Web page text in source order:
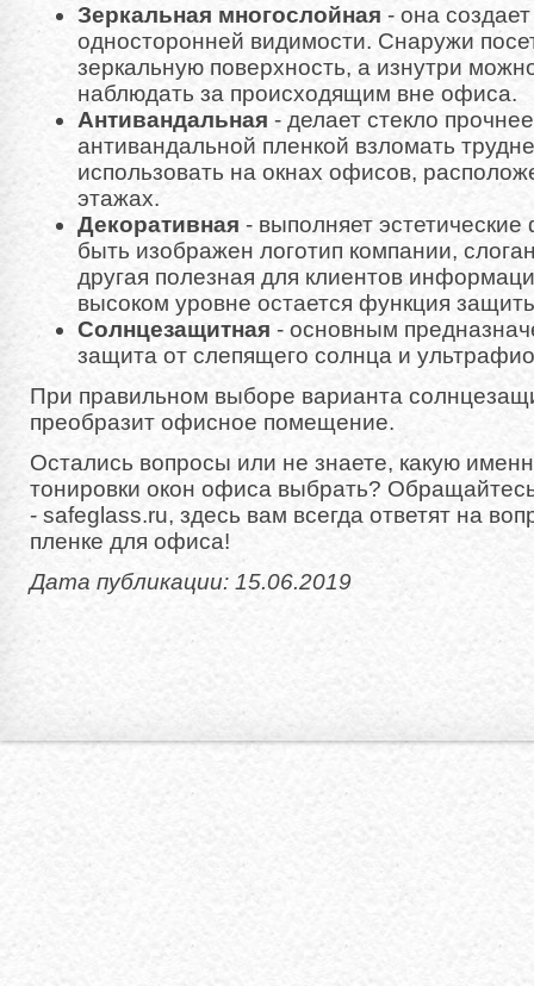
Зеркальная многослойная - она
односторонней видимости. Снаружи
зеркальную поверхность, а изнутри
наблюдать за происходящим вне офиса.
Антивандальная - делает стекло
антивандальной пленкой взломать
использовать на окнах офисов,
этажах.
Декоративная - выполняет
быть изображен логотип компании,
другая полезная для клиентов
высоком уровне остается функция
Солнцезащитная - основным
защита от слепящего солнца и
При правильном выборе варианта
преобразит офисное помещение.
Остались вопросы или не знаете, какую
тонировки окон офиса выбрать?
- safeglass.ru, здесь вам всегда ответят на
пленке для офиса!
Дата публикации: 15.06.2019